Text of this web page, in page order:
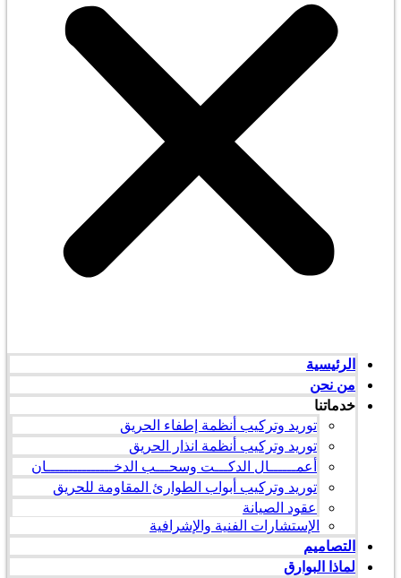
الرئيسية
من نحن
خدماتنا
توريد وتركيب أنظمة إطفاء الحريق
توريد وتركيب أنظمة انذار الحريق
أعمــــــال الدكـــت وسحـــب الدخـــــــــــــــان
توريد وتركيب أبواب الطوارئ المقاومة للحريق
عقود الصيانة
الإستشارات الفنية والإشرافية
التصاميم
لماذا البوارق